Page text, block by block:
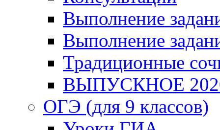
Выполнение
Выполнение
Традиционные
ВЫПУСКНОЕ
ОГЭ (для 9 классов)